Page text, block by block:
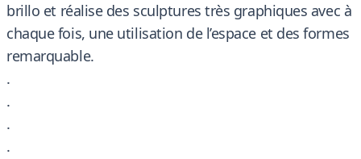
brillo et réalise des sculptures très graphiques avec à
chaque fois, une utilisation de l’espace et des formes
remarquable.
.
.
.
.